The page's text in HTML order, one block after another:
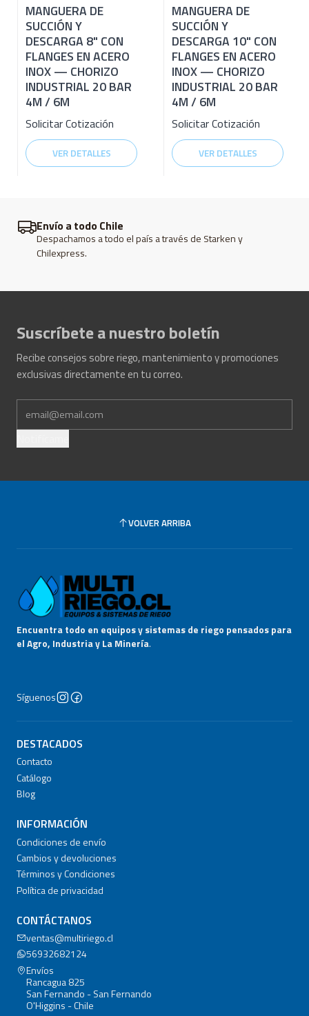
MANGUERA DE
SUCCIÓN Y
DESCARGA 8" CON
FLANGES EN ACERO
INOX — CHORIZO
INDUSTRIAL 20 BAR
4M / 6M
Solicitar Cotización
VER DETALLES
MANGUERA DE
SUCCIÓN Y
DESCARGA 10" CON
FLANGES EN ACERO
INOX — CHORIZO
INDUSTRIAL 20 BAR
4M / 6M
Solicitar Cotización
VER DETALLES
Envío a todo Chile
Despachamos a todo el país a través de Starken y
Chilexpress.
Suscríbete a nuestro boletín
Recibe consejos sobre riego, mantenimiento y promociones
exclusivas directamente en tu correo.
VOLVER ARRIBA
Encuentra todo en equipos y sistemas de riego pensados para
el Agro, Industria y La Minería.
Síguenos
DESTACADOS
Contacto
Catálogo
Blog
INFORMACIÓN
Condiciones de envío
Cambios y devoluciones
Términos y Condiciones
Política de privacidad
CONTÁCTANOS
ventas@multiriego.cl
56932682124
Envíos
Rancagua 825
San Fernando - San Fernando
O'Higgins - Chile